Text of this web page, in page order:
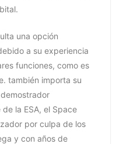
una opción
a su experiencia
funciones, como es
también importa su
la ESA, el Space
por culpa de los
y con años de